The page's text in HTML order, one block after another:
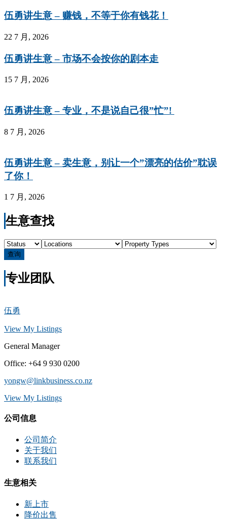
伍勇讲生意 – 赚钱，不等于你有钱花！
22 7 月, 2026
伍勇讲生意 – 市场不会按你的剧本走
15 7 月, 2026
伍勇讲生意 – 专业，不是说自己很”忙”!
8 7 月, 2026
伍勇讲生意 – 卖生意，别让一个”漂亮的估价”耽误
了你！
1 7 月, 2026
生意查找
查询
专业团队
伍勇
View My Listings
General Manager
Office: +64 9 930 0200
yongw@linkbusiness.co.nz
View My Listings
公司信息
公司简介
关于我们
联系我们
生意相关
新上市
降价出售